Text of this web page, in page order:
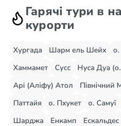
Гарячі тури в
курорти
Хургада Шарм ель Шейх
Хаммамет
Сусс
Нуса Дуа
Арі (Аліфу) Атол
Північний
Паттайя
о. Пхукет о. Самуї
Шарджа
Енкамп